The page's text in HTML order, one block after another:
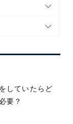
していたらど
要？